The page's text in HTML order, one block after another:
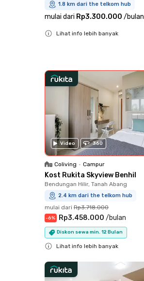
1.8 km dari the telkom hub
mulai dari Rp3.300.000 /bulan
Lihat info lebih banyak
Video 360
Coliving • Campur
Kost Rukita Skyview Benhil
Bendungan Hilir, Tanah Abang
2.4 km dari the telkom hub
mulai dari Rp3.718.000
-6% Rp3.458.000 /bulan
Diskon sewa min. 12 Bulan
Lihat info lebih banyak